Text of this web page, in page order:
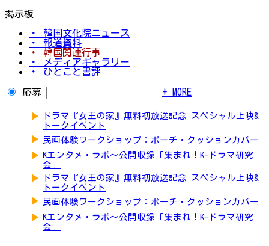
掲示板
・ 韓国文化院ニュース
・ 報道資料
・ 韓国関連行事
・ メディアギャラリー
・ ひとこと書評
応募 + MORE
▶
ドラマ『女王の家』無料初放送記念 スペシャル上映&
トークイベント
▶ 民画体験ワークショップ：ポーチ・クッションカバー
▶ Kエンタメ・ラボ～公開収録「集まれ！K-ドラマ研究
会」
▶
ドラマ『女王の家』無料初放送記念 スペシャル上映&
トークイベント
▶ 民画体験ワークショップ：ポーチ・クッションカバー
▶ Kエンタメ・ラボ～公開収録「集まれ！K-ドラマ研究
会」